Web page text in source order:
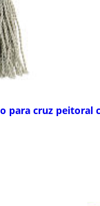
para cruz peitoral